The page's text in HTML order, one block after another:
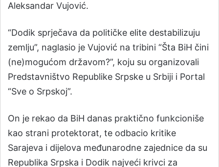
Aleksandar Vujović.
“Dodik sprječava da političke elite destabilizuju
zemlju”, naglasio je Vujović na tribini “Šta BiH čini
(ne)mogućom državom?”, koju su organizovali
Predstavništvo Republike Srpske u Srbiji i Portal
“Sve o Srpskoj”.
On je rekao da BiH danas praktično funkcioniše
kao strani protektorat, te odbacio kritike
Sarajeva i dijelova međunarodne zajednice da su
Republika Srpska i Dodik najveći krivci za